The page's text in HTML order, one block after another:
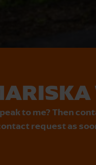
to me? Then
request as